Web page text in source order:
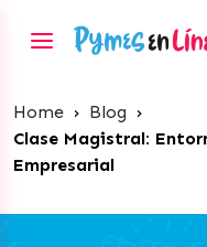
Home › Blog ›
Clase Magistral:
Empresarial